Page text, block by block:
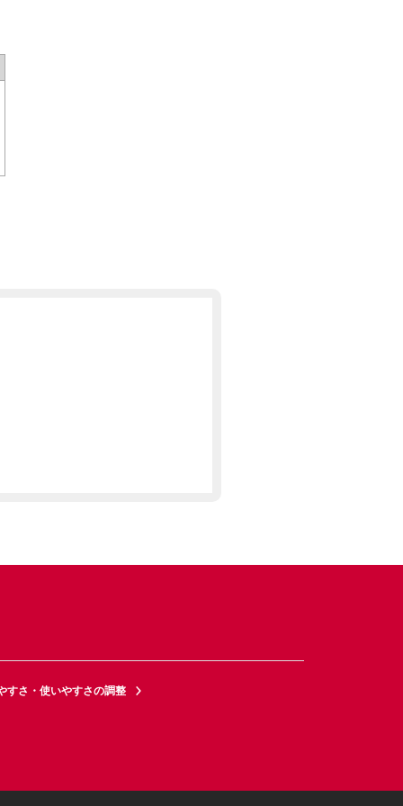
すさ・使いやすさの調整